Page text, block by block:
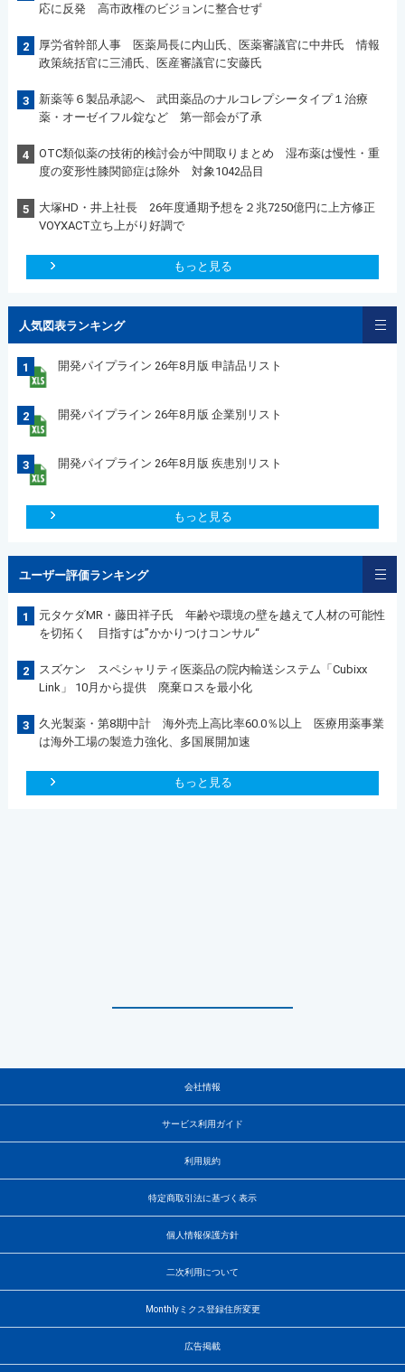
応に反発 高市政権のビジョンに整合せず
2
厚労省幹部人事 医薬局長に内山氏、医薬審議官に中井氏 情報
政策統括官に三浦氏、医産審議官に安藤氏
3
新薬等６製品承認へ 武田薬品のナルコレプシータイプ１治療
薬・オーゼイフル錠など 第一部会が了承
4
OTC類似薬の技術的検討会が中間取りまとめ 湿布薬は慢性・重
度の変形性膝関節症は除外 対象1042品目
5
大塚HD・井上社長 26年度通期予想を２兆7250億円に上方修正
VOYXACT立ち上がり好調で
もっと見る
人気図表ランキング
1 開発パイプライン 26年8月版 申請品リスト
2 開発パイプライン 26年8月版 企業別リスト
3 開発パイプライン 26年8月版 疾患別リスト
もっと見る
ユーザー評価ランキング
1
元タケダMR・藤田祥子氏 年齢や環境の壁を越えて人材の可能性
を切拓く 目指すは”かかりつけコンサル“
2
スズケン スペシャリティ医薬品の院内輸送システム「Cubixx
Link」 10月から提供 廃棄ロスを最小化
3
久光製薬・第8期中計 海外売上高比率60.0％以上 医療用薬事業
は海外工場の製造力強化、多国展開加速
もっと見る
会社情報
サービス利用ガイド
利用規約
特定商取引法に基づく表示
個人情報保護方針
二次利用について
Monthlyミクス登録住所変更
広告掲載